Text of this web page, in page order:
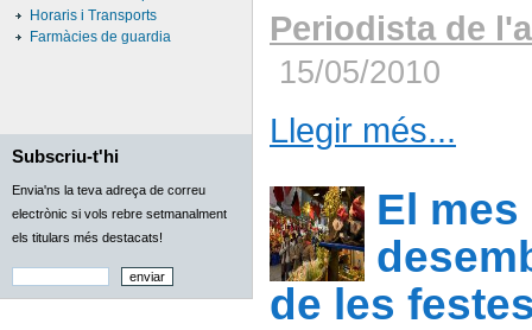
Horaris i Transports
Farmàcies de guardia
Subscriu-t'hi
Envia'ns la teva adreça de correu
electrònic si vols rebre setmanalment
els titulars més destacats!
Periodista de
15/05/2010
Llegir més...
El mes
de les